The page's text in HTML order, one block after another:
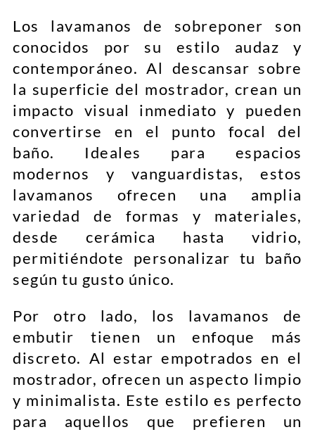
Los lavamanos de sobreponer son
conocidos por su estilo audaz y
contemporáneo. Al descansar sobre
la superficie del mostrador, crean un
impacto visual inmediato y pueden
convertirse en el punto focal del
baño. Ideales para espacios
modernos y vanguardistas, estos
lavamanos ofrecen una amplia
variedad de formas y materiales,
desde cerámica hasta vidrio,
permitiéndote personalizar tu baño
según tu gusto único.
Por otro lado, los lavamanos de
embutir tienen un enfoque más
discreto. Al estar empotrados en el
mostrador, ofrecen un aspecto limpio
y minimalista. Este estilo es perfecto
para aquellos que prefieren un